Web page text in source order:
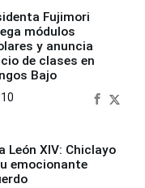
Fujimori
módulos
y anuncia
de clases en
Bajo
León XIV: Chiclayo
emocionante